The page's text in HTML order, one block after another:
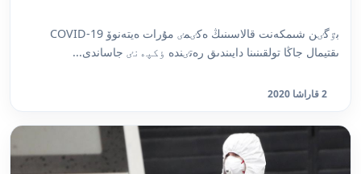
بٷگٸن شىمكەنت قالاسىنىڭ ەكٸمٸ مۇرات ەيتەنوۆ COVID-19
ىقتيمال جاڭا تولقىنىنا دايىندىق رەتٸندە ٶكپەنٸ جاساندى...
2 قاراشا 2020